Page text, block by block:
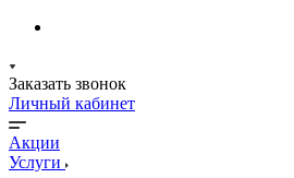
Заказать звонок
Личный кабинет
Акции
Услуги